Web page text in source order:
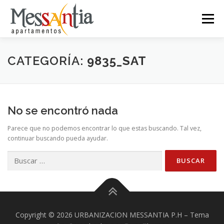
contenido
Menú
INICIO SERVICIOS INGRESO
CATEGORÍA: 9835_SAT
No se encontró nada
Parece que no podemos encontrar lo que estas buscando. Tal vez,
continuar buscando pueda ayudar.
Copyright © 2026 URBANIZACION MESSANTIA P.H – Tema